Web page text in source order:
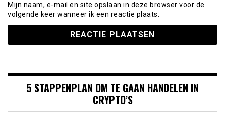
Mijn naam, e-mail en site opslaan in deze browser voor de
volgende keer wanneer ik een reactie plaats.
5 STAPPENPLAN OM TE GAAN HANDELEN IN
CRYPTO’S